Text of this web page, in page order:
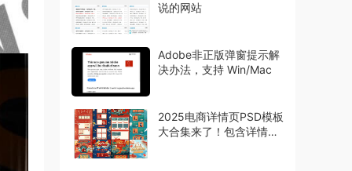
说的网站
Adobe非正版弹窗提示解
决办法，支持 Win/Mac
2025电商详情页PSD模板
大合集来了！包含详情页